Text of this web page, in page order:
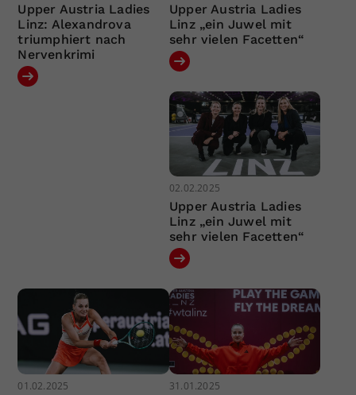
Upper Austria Ladies
Linz: Alexandrova
triumphiert nach
Nervenkrimi
Upper Austria Ladies
Linz „ein Juwel mit
sehr vielen Facetten“
02.02.2025
Upper Austria Ladies
Linz „ein Juwel mit
sehr vielen Facetten“
01.02.2025 31.01.2025